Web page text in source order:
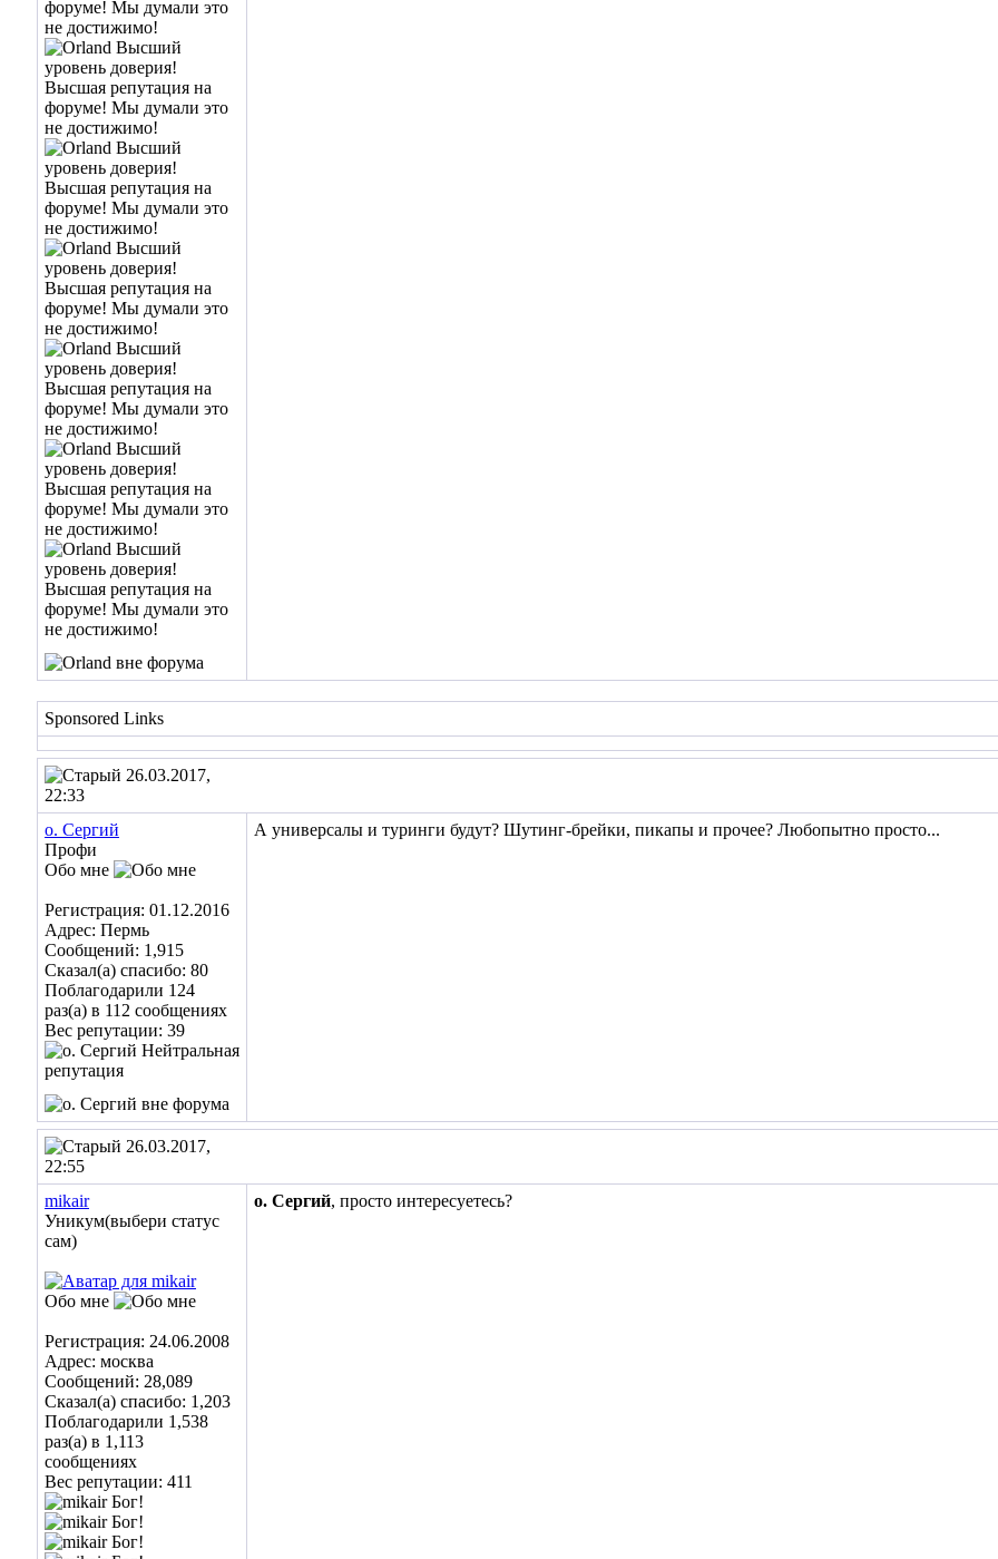
Sponsored Links
26.03.2017,
22:33
о. Сергий
Профи
Обо мне
Регистрация: 01.12.2016
Адрес: Пермь
Сообщений: 1,915
Сказал(а) спасибо: 80
Поблагодарили 124
раз(а) в 112 сообщениях
Вес репутации: 39
А универсалы и туринги будут? Шутинг-брейки, пикапы и прочее? Любопытно просто...
26.03.2017,
22:55
mikair
Уникум(выбери статус
сам)
Обо мне
Регистрация: 24.06.2008
Адрес: москва
Сообщений: 28,089
Сказал(а) спасибо: 1,203
Поблагодарили 1,538
раз(а) в 1,113
сообщениях
Вес репутации: 411
о. Сергий, просто интересуетесь?